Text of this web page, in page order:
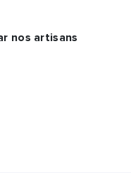
nos artisans